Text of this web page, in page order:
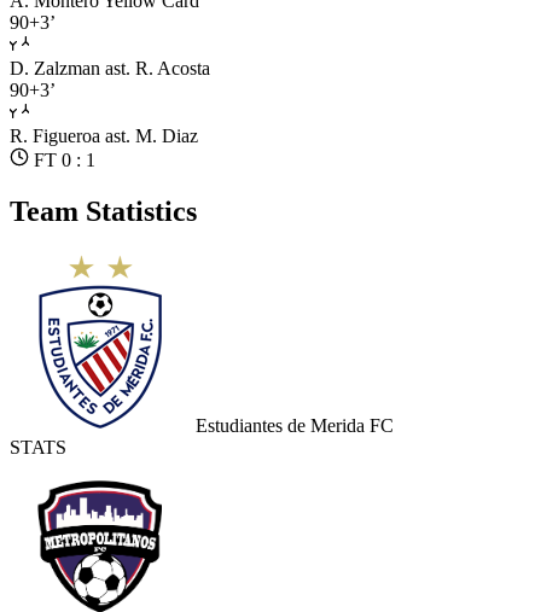
90+3’
D. Zalzman ast. R. Acosta
90+3’
R. Figueroa ast. M. Diaz
FT 0 : 1
Team Statistics
Estudiantes de Merida FC
STATS